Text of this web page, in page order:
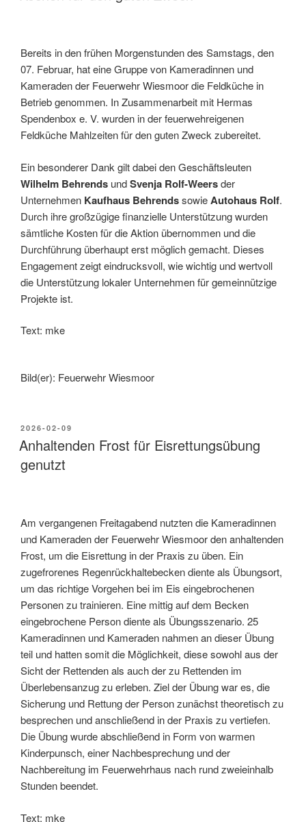
Bereits in den frühen Morgenstunden des Samstags, den
07. Februar, hat eine Gruppe von Kameradinnen und
Kameraden der Feuerwehr Wiesmoor die Feldküche in
Betrieb genommen. In Zusammenarbeit mit Hermas
Spendenbox e. V. wurden in der feuerwehreigenen
Feldküche Mahlzeiten für den guten Zweck zubereitet.
Ein besonderer Dank gilt dabei den Geschäftsleuten
Wilhelm Behrends undSvenja Rolf-Weersder
Unternehmen Kaufhaus BehrendssowieAutohaus Rolf.
Durch ihre großzügige finanzielle Unterstützung wurden
sämtliche Kosten für die Aktion übernommen und die
Durchführung überhaupt erst möglich gemacht. Dieses
Engagement zeigt eindrucksvoll, wie wichtig und wertvoll
die Unterstützung lokaler Unternehmen für gemeinnützige
Projekte ist.
Text: mke
Bild(er): Feuerwehr Wiesmoor
2026-02-09
Anhaltenden Frost für Eisrettungsübung
genutzt
Am vergangenen Freitagabend nutzten die Kameradinnen
und Kameraden der Feuerwehr Wiesmoor den anhaltenden
Frost, um die Eisrettung in der Praxis zu üben. Ein
zugefrorenes Regenrückhaltebecken diente als Übungsort,
um das richtige Vorgehen bei im Eis eingebrochenen
Personen zu trainieren. Eine mittig auf dem Becken
eingebrochene Person diente als Übungsszenario. 25
Kameradinnen und Kameraden nahmen an dieser Übung
teil und hatten somit die Möglichkeit, diese sowohl aus der
Sicht der Rettenden als auch der zu Rettenden im
Überlebensanzug zu erleben. Ziel der Übung war es, die
Sicherung und Rettung der Person zunächst theoretisch zu
besprechen und anschließend in der Praxis zu vertiefen.
Die Übung wurde abschließend in Form von warmen
Kinderpunsch, einer Nachbesprechung und der
Nachbereitung im Feuerwehrhaus nach rund zweieinhalb
Stunden beendet.
Text: mke